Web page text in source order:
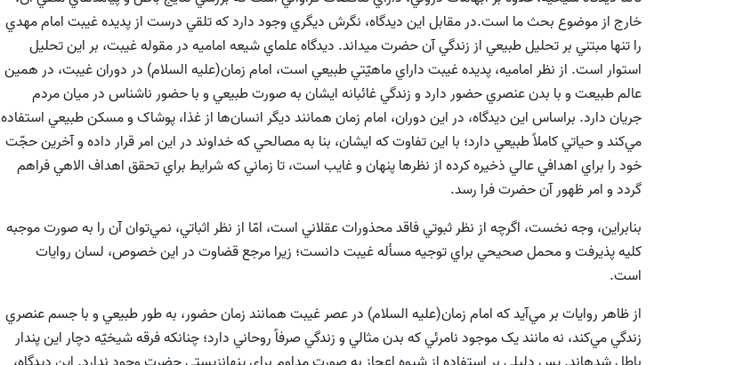
خارج از موضوع بحث ما است.در مقابل اين ديدگاه، نگرش ديگري وجود دارد که تلقي درست از پديده غيبت امام مهدي
را تنها مبتني بر تحليل طبيعي از زندگي آن حضرت ميداند. ديدگاه علماي شيعه اماميه در مقوله‌ غيبت، بر اين تحليل
استوار است. از نظر اماميه، پديده‌ غيبت داراي ماهيّتي طبيعي است، امام زمان(علیه السلام) در دوران غيبت، در همين
عالم طبيعت و با بدن عنصري حضور دارد و زندگي غائبانه ايشان به صورت طبيعي و با حضور ناشناس در ميان مردم
جريان دارد. براساس اين ديدگاه، در اين دوران، امام زمان همانند ديگر انسان‌ها از غذا، پوشاک و مسکن طبيعي استفاده
مي‌کند و حياتي کاملاً طبيعي دارد؛ با اين تفاوت که ايشان، بنا به مصالحي که خداوند در اين امر قرار داده و آخرين حجّت
خود را براي اهدافي عالي ذخيره کرده از نظرها پنهان و غايب است، تا زماني که شرايط براي تحقق اهداف الاهي فراهم
گردد و امر ظهور آن حضرت فرا رسد.
بنابراين، وجه نخست، اگرچه از نظر ثبوتي فاقد محذورات عقلاني است، امّا از نظر اثباتي، نمي‌توان آن را به صورت موجبه
کليه پذيرفت و محمل صحيحي براي توجيه مسأله غيبت دانست؛ زيرا مرجع قضاوت در اين خصوص، لسان روايات
است.
از ظاهر روايات بر مي‌آيد که‌ امام‌ زمان(علیه السلام) در عصر غيبت‌ همانند زمان‌ حضور، به طور طبيعي‌ و با جسم‌ عنصري‌
زندگي‌ مي‌کند، نه مانند يک موجود نامرئي که بدن مثالي و زندگي صرفاً روحاني دارد؛ ‌چنانكه فرقه شيخيّه‌ دچار اين‌ پندار